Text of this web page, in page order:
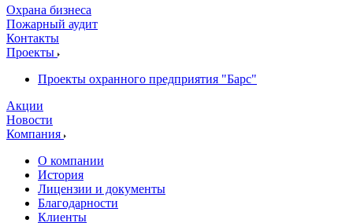
Охрана бизнеса
Пожарный аудит
Контакты
Проекты
Проекты охранного предприятия "Барс"
Акции
Новости
Компания
О компании
История
Лицензии и документы
Благодарности
Клиенты